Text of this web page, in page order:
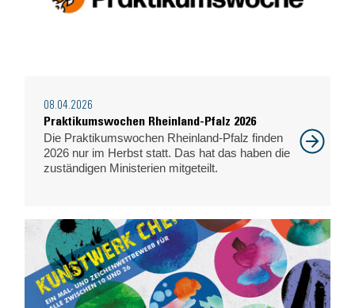
08.04.2026
Praktikumswochen Rheinland-Pfalz 2026
Die Praktikumswochen Rheinland-Pfalz finden
2026 nur im Herbst statt. Das hat das haben die
zuständigen Ministerien mitgeteilt.